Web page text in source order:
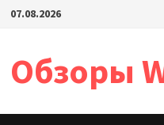
Перейти
содержимому
07.08.2026
Обзоры